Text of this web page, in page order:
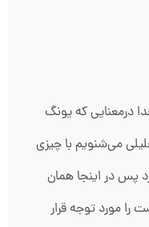
درمعنایی که یونگ
می‌شنویم با چیزی
پس در اینجا همان
را مورد توجه قرار